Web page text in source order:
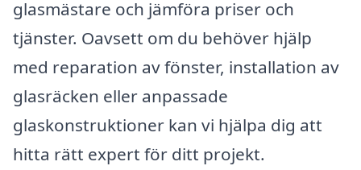
glasmästare och jämföra priser och
tjänster. Oavsett om du behöver hjälp
med reparation av fönster, installation av
glasräcken eller anpassade
glaskonstruktioner kan vi hjälpa dig att
hitta rätt expert för ditt projekt.